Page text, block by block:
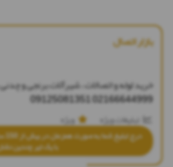
بازار اتصال
خرید لوله و اتصالات ، شیرآلات برنجی و چدنی
02166644999
09125081351
تبلیغات ویژه ویژه
با یک تیر چندین